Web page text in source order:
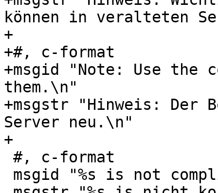
können in veralteten
+
+#, c-format
+msgid "Note: Use the
them.\n"
+msgstr "Hinweis:
Server neu.\n"
+